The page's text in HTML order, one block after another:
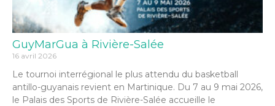
GuyMarGua à Rivière-Salée
16 avril 2026
Le tournoi interrégional le plus attendu du basketball
antillo-guyanais revient en Martinique. Du 7 au 9 mai 2026,
le Palais des Sports de Rivière-Salée accueille le